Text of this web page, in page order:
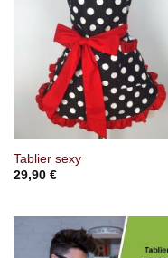
Tablier sexy
29,90 €